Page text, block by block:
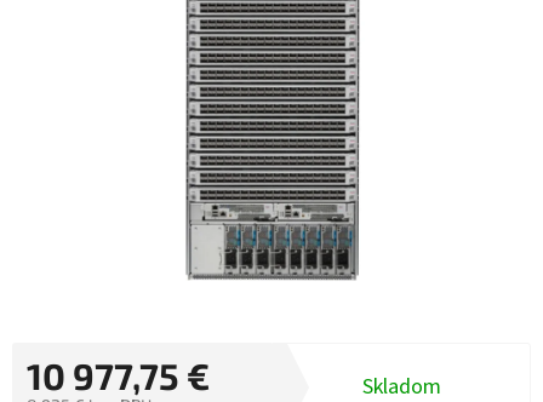
10 977,75 € Skladom